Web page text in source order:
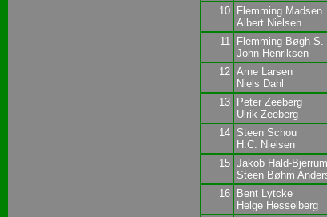
10
Flemming Madsen
Albert Nielsen
11
Flemming Bøgh-S.
John Henriksen
12 Arne Larsen
Niels Dahl
13
Peter Zeeberg
Ulrik Zeeberg
14 Steen Schou
H.C. Nielsen
15 Jakob Hald-Bjerrum
Steen Bøhm
16
Bent Lytcke
Helge Hesselberg